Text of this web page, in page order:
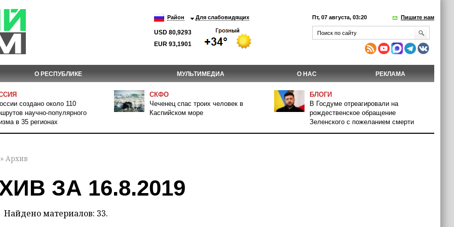
Район Для слабовидящих
USD 80,9293
EUR 93,1901
Пт, 07 августа, 03:20 Пишите нам
О РЕСПУБЛИКЕ МУЛЬТИМЕДИА О НАС РЕКЛАМА
создано около 110
научно-популярного
в 35 регионах
СКФО
Чеченец спас троих человек в
Каспийском море
БЛОГИ
В Госдуме отреагировали на
рождественское обращение
Зеленского с пожеланием смерти
Архив
ЗА 16.8.2019
Найдено материалов: 33.